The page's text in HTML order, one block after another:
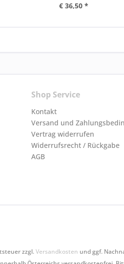
€ 36,50 *
Shop Service
Kontakt
Versand und
Vertrag widerrufen
Widerrufsrecht / Rückgabe
AGB
zzgl.Versandkosten und ggf.